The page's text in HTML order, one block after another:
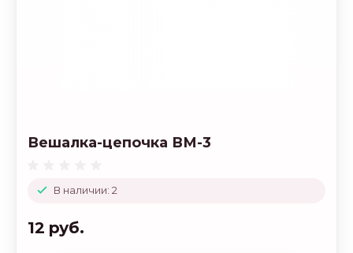
В наличии: 2
Вешалка-цепочка ВМ-3
12 руб.